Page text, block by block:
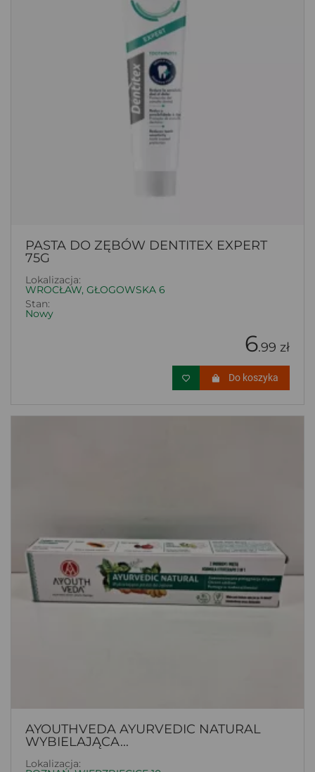
PASTA DO ZĘBÓW DENTITEX EXPERT
75G
Lokalizacja:
WROCŁAW, GŁOGOWSKA 6
Stan:
Nowy
6.99 zł
Do koszyka
AYOUTHVEDA AYURVEDIC NATURAL
WYBIELAJĄCA...
Lokalizacja: